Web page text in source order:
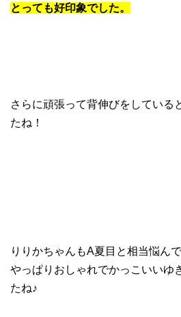
とっても好印象でした。
さらに頑張って背伸びをしている
たね！
りりかちゃんもA夏目と相当悩ん
やっぱりおしゃれでかっこいいゆ
たね♪